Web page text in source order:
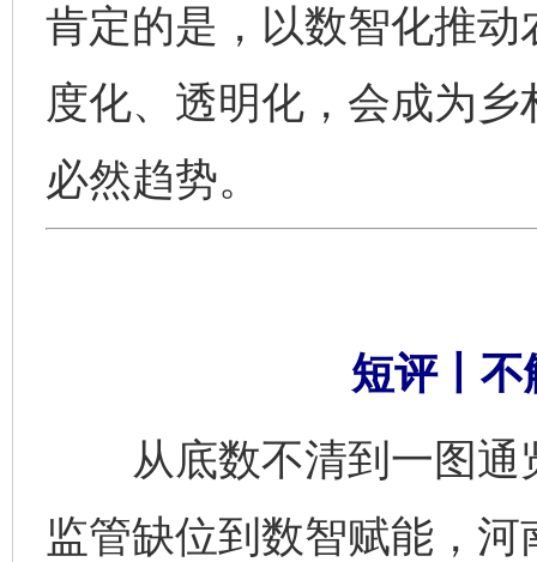
肯定的是，以数智化推动
度化、透明化，会成为
必然趋势。
短评丨
从底数不清到一图通
监管缺位到数智赋能，